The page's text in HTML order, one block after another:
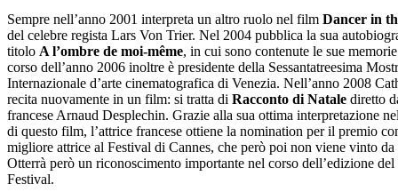
Sempre nell’anno 2001 interpreta un altro ruolo nel film Dancer in
del celebre regista Lars Von Trier. Nel 2004 pubblica la sua
titolo A l’ombre de moi-même, in cui sono contenute le sue
corso dell’anno 2006 inoltre è presidente della Sessantatreesima
Internazionale d’arte cinematografica di Venezia. Nell’anno 2008
recita nuovamente in un film: si tratta di Racconto di Natale diretto
francese Arnaud Desplechin. Grazie alla sua ottima interpretazione
di questo film, l’attrice francese ottiene la nomination per il premio
migliore attrice al Festival di Cannes, che però poi non viene vinto da
Otterrà però un riconoscimento importante nel corso dell’edizione del
Festival.